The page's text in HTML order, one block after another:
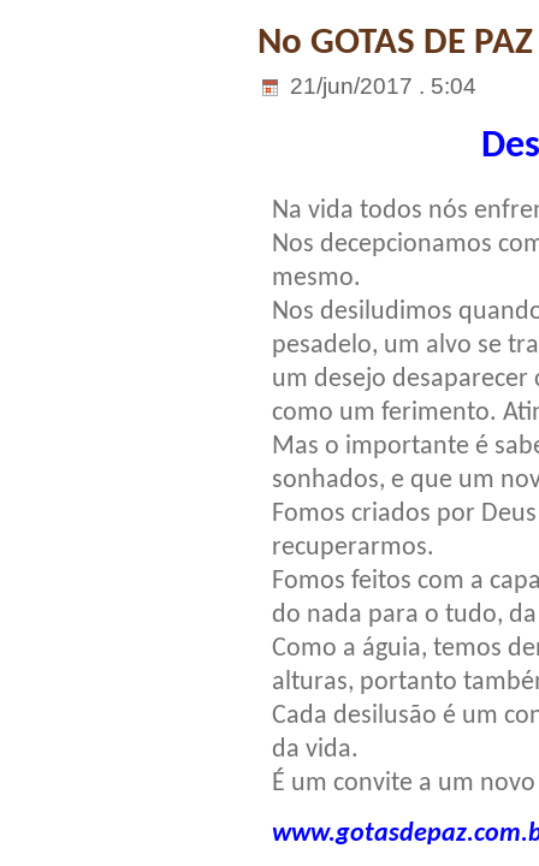
No GOTAS DE PAZ
21/jun/2017 . 5:04
Na vida todos nós
Nos decepcionamos
mesmo.
Nos desiludimos
pesadelo, um alvo se
um desejo
como um ferimento.
Mas o importante é
sonhados, e que um
Fomos criados por
recuperarmos.
Fomos feitos com a
do nada para o tudo,
Como a águia, temos
alturas, portanto
Cada desilusão é um
da vida.
É um convite a um